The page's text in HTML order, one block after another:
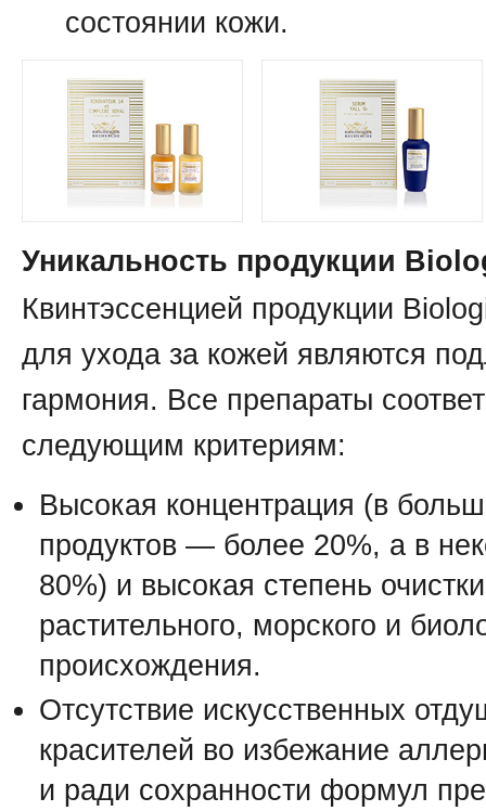
состоянии кожи.
Уникальность продукции
Квинтэссенцией продукции
для ухода за кожей являются
гармония. Все препараты
следующим критериям:
Высокая концентрация (в
продуктов — более 20%, а в
80%) и высокая степень
растительного, морского и
происхождения.
Отсутствие искусственных
красителей во избежание
и ради сохранности формул